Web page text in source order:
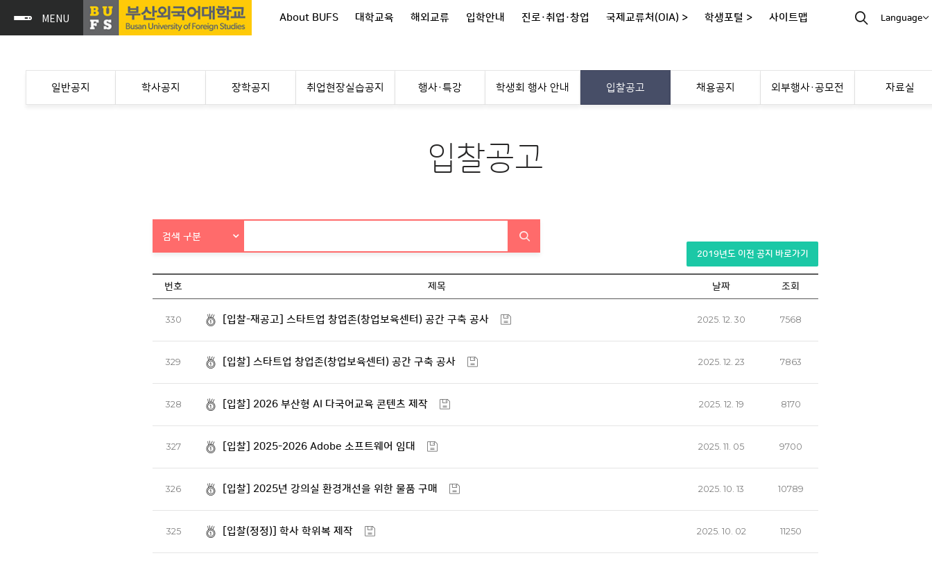
About BUFS 대학교육 해외교류 입학안내 진로·취업·창업 국제교류처(OIA) > 학생포털 > 사이트맵 Language
일반공지 학사공지 장학공지 취업현장실습공지 행사·특강 학생회 행사 안내 입찰공고 채용공지 외부행사·공모전 자료실
입찰공고
검색 구분
2019년도 이전 공지 바로가기
번호 제목 날짜 조회
330 [입찰-재공고] 스타트업 창업존(창업보육센터) 공간 구축 공사 2025. 12. 30 7568
329 [입찰] 스타트업 창업존(창업보육센터) 공간 구축 공사 2025. 12. 23 7863
328 [입찰] 2026 부산형 AI 다국어교육 콘텐츠 제작 2025. 12. 19 8170
327 [입찰] 2025-2026 Adobe 소프트웨어 임대 2025. 11. 05 9700
326 [입찰] 2025년 강의실 환경개선을 위한 물품 구매 2025. 10. 13 10789
325 [입찰(정정)] 학사 학위복 제작 2025. 10. 02 11250